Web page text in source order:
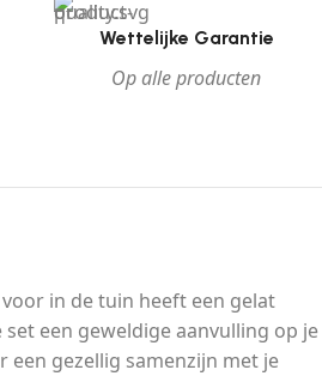
Wettelijke Garantie
Op alle producten
in de tuin heeft een gelat
een geweldige aanvulling op je
gezellig samenzijn met je